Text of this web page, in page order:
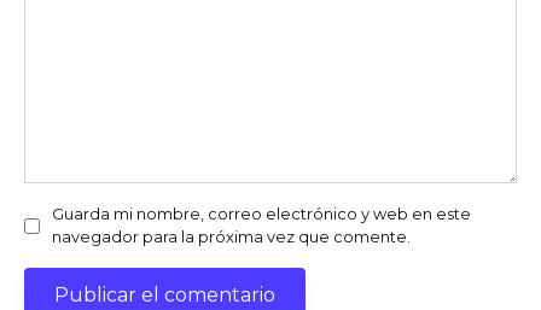
Guarda mi nombre, correo electrónico y web en este
navegador para la próxima vez que comente.